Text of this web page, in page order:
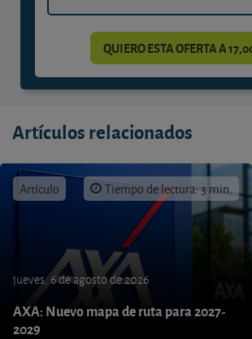
QUIERO ESTA OFERTA A
Artículos relacionados
Artículo Tiempo de lectura: 3 min.
jueves, 6 de agosto de 2026
AXA: Nuevo mapa de ruta para 2027-
2029